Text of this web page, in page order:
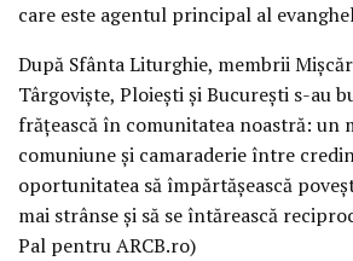
care este agentul principal al
După Sfânta Liturghie, membrii
Târgoviște, Ploiești și București s-au
frățească în comunitatea noastră: un
comuniune și camaraderie între
oportunitatea să împărtășească
mai strânse și să se întărească
Pal pentru ARCB.ro)